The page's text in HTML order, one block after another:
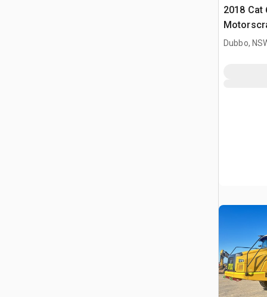
2018 Cat
Dubbo,